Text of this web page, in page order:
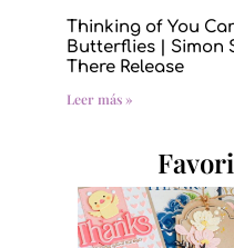
Thinking of You
Butterflies | Simon
There Release
Leer más »